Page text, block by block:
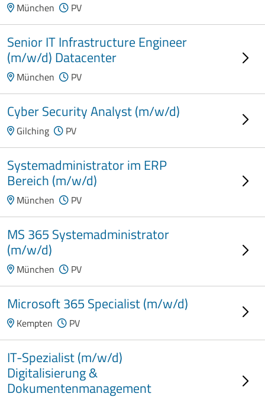
München PV
Senior IT Infrastructure Engineer
(m/w/d) Datacenter
München PV
Cyber Security Analyst (m/w/d)
Gilching PV
Systemadministrator im ERP
Bereich (m/w/d)
München PV
MS 365 Systemadministrator
(m/w/d)
München PV
Microsoft 365 Specialist (m/w/d)
Kempten PV
IT-Spezialist (m/w/d)
Digitalisierung &
Dokumentenmanagement